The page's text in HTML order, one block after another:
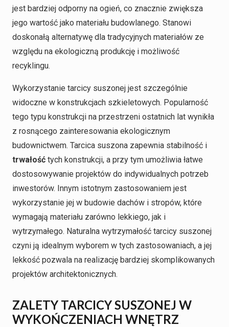
jest bardziej odporny na ogień, co znacznie zwiększa
jego wartość jako materiału budowlanego. Stanowi
doskonałą alternatywę dla tradycyjnych materiałów ze
względu na ekologiczną produkcję i możliwość
recyklingu.
Wykorzystanie tarcicy suszonej jest szczególnie
widoczne w konstrukcjach szkieletowych. Popularność
tego typu konstrukcji na przestrzeni ostatnich lat wynikła
z rosnącego zainteresowania ekologicznym
budownictwem. Tarcica suszona zapewnia stabilność i
trwałość tych konstrukcji, a przy tym umożliwia łatwe
dostosowywanie projektów do indywidualnych potrzeb
inwestorów. Innym istotnym zastosowaniem jest
wykorzystanie jej w budowie dachów i stropów, które
wymagają materiału zarówno lekkiego, jak i
wytrzymałego. Naturalna wytrzymałość tarcicy suszonej
czyni ją idealnym wyborem w tych zastosowaniach, a jej
lekkość pozwala na realizację bardziej skomplikowanych
projektów architektonicznych.
ZALETY TARCICY SUSZONEJ W
WYKOŃCZENIACH WNĘTRZ